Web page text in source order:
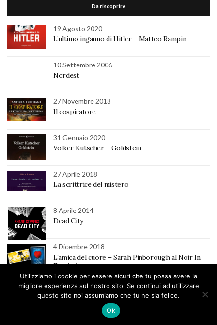
Da riscoprire
19 Agosto 2020
L’ultimo inganno di Hitler – Matteo Rampin
10 Settembre 2006
Nordest
27 Novembre 2018
Il cospiratore
31 Gennaio 2020
Volker Kutscher – Goldstein
27 Aprile 2018
La scrittrice del mistero
8 Aprile 2014
Dead City
4 Dicembre 2018
L’amica del cuore – Sarah Pinborough al Noir In
Festival
20 Febbraio 2015
Selva oscura
Utilizziamo i cookie per essere sicuri che tu possa avere la
migliore esperienza sul nostro sito. Se continui ad utilizzare
questo sito noi assumiamo che tu ne sia felice.
Ok